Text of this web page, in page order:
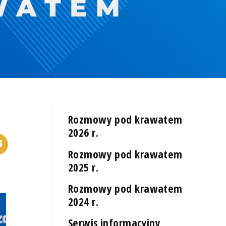
Rozmowy pod krawatem
2026 r.
Rozmowy pod krawatem
2025 r.
Rozmowy pod krawatem
2024 r.
Serwis informacyjny